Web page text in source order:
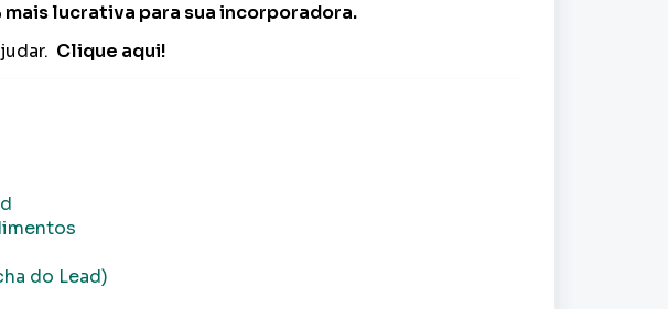
mais lucrativa para sua incorporadora.
Clique aqui!
do Lead)